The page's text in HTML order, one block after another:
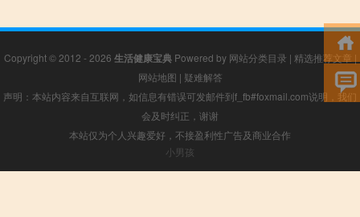
Copyright © 2012 - 2026 生活健康宝典Powered by 网站分类目录 | 精选推荐文章 |
网站地图 | 疑难解答
声明：本站内容来自互联网，如信息有错误可发邮件到f_fb#foxmail.com说明，我们
会及时纠正，谢谢
本站仅为个人兴趣爱好，不接盈利性广告及商业合作
小男孩